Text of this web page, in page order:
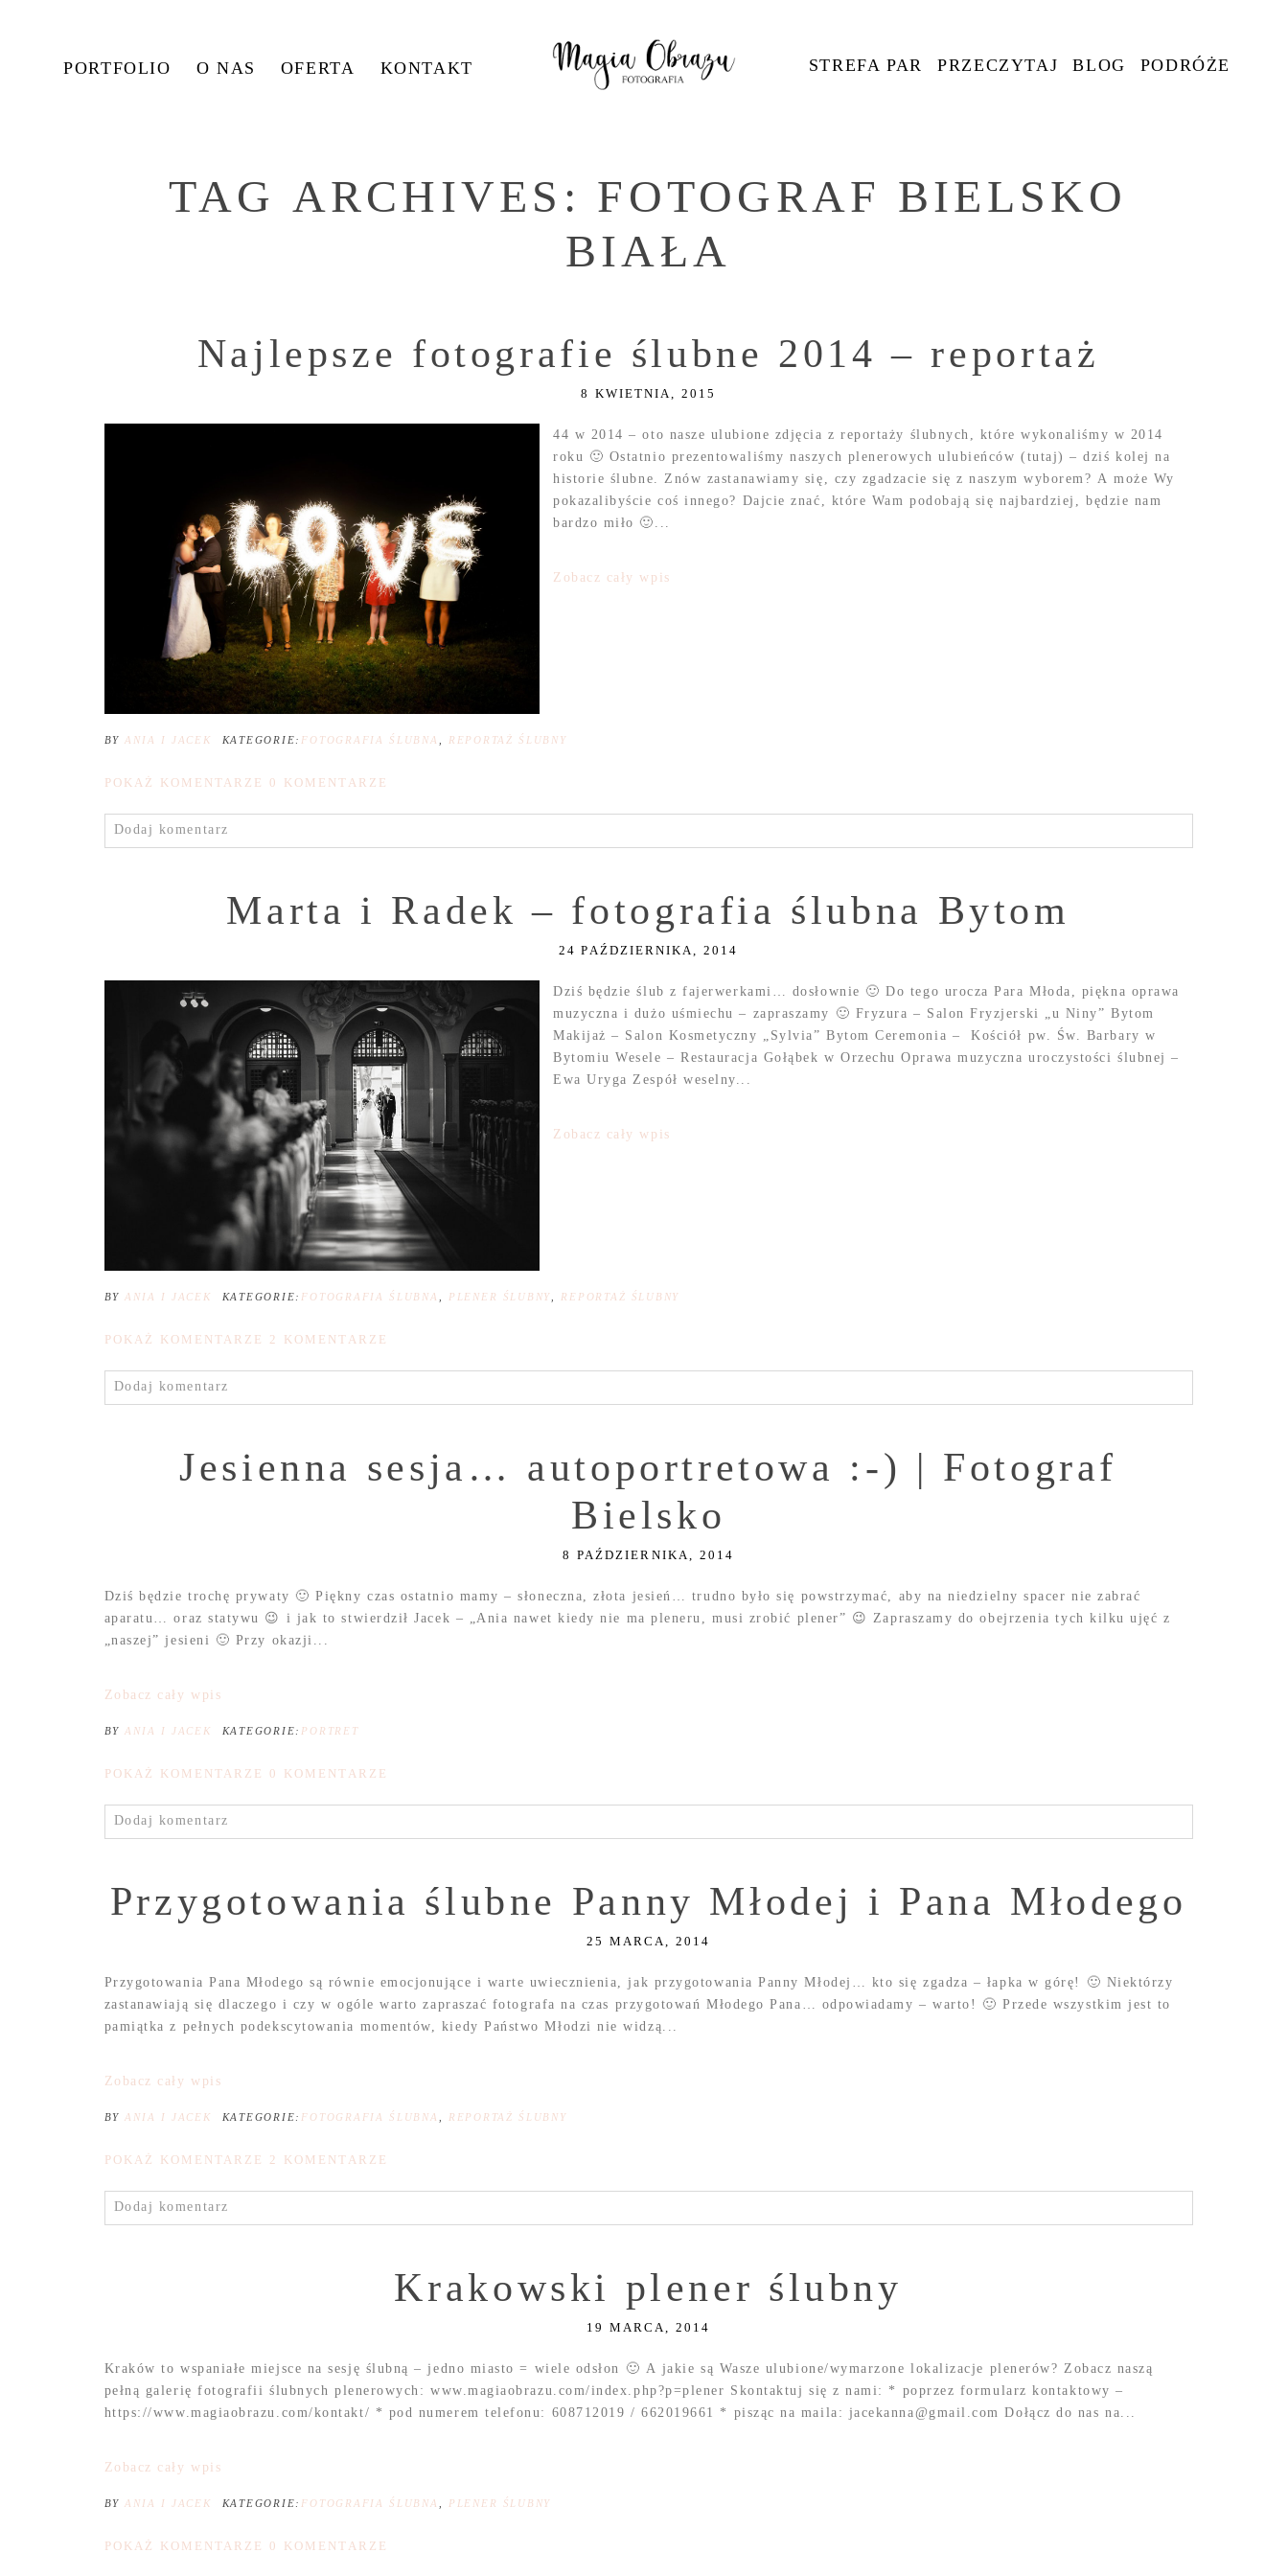
PORTFOLIO O NAS OFERTA KONTAKT STREFA PAR PRZECZYTAJ BLOG PODRÓŻE
TAG ARCHIVES: FOTOGRAF BIELSKO
BIAŁA
Najlepsze fotografie ślubne 2014 – reportaż
8 KWIETNIA, 2015
44 w 2014 – oto nasze ulubione zdjęcia z reportaży ślubnych, które wykonaliśmy w 2014
roku 🙂 Ostatnio prezentowaliśmy naszych plenerowych ulubieńców (tutaj) – dziś kolej na
historie ślubne. Znów zastanawiamy się, czy zgadzacie się z naszym wyborem? A może Wy
pokazalibyście coś innego? Dajcie znać, które Wam podobają się najbardziej, będzie nam
bardzo miło 🙂...
Zobacz cały wpis
BY ANIA I JACEK KATEGORIE: FOTOGRAFIA ŚLUBNA REPORTAŻ ŚLUBNY
POKAŻ KOMENTARZE 0 KOMENTARZE
Dodaj komentarz
Marta i Radek – fotografia ślubna Bytom
24 PAŹDZIERNIKA, 2014
Dziś będzie ślub z fajerwerkami… dosłownie 🙂 Do tego urocza Para Młoda, piękna oprawa
muzyczna i dużo uśmiechu – zapraszamy 🙂 Fryzura – Salon Fryzjerski „u Niny” Bytom
Makijaż – Salon Kosmetyczny „Sylvia” Bytom Ceremonia – Kościół pw. Św. Barbary w
Bytomiu Wesele – Restauracja Gołąbek w Orzechu Oprawa muzyczna uroczystości ślubnej –
Ewa Uryga Zespół weselny...
Zobacz cały wpis
BY ANIA I JACEK KATEGORIE: FOTOGRAFIA ŚLUBNA PLENER ŚLUBNY REPORTAŻ ŚLUBNY
POKAŻ KOMENTARZE 2 KOMENTARZE
Dodaj komentarz
Jesienna sesja… autoportretowa :-) | Fotograf
Bielsko
8 PAŹDZIERNIKA, 2014
Dziś będzie trochę prywaty 🙂 Piękny czas ostatnio mamy – słoneczna, złota jesień… trudno było się powstrzymać, aby na niedzielny spacer nie zabrać
aparatu… oraz statywu 😉 i jak to stwierdził Jacek – „Ania nawet kiedy nie ma pleneru, musi zrobić plener” 😉 Zapraszamy do obejrzenia tych kilku ujęć z
„naszej” jesieni 🙂 Przy okazji...
Zobacz cały wpis
BY ANIA I JACEK KATEGORIE: PORTRET
POKAŻ KOMENTARZE 0 KOMENTARZE
Dodaj komentarz
Przygotowania ślubne Panny Młodej i Pana Młodego
25 MARCA, 2014
Przygotowania Pana Młodego są równie emocjonujące i warte uwiecznienia, jak przygotowania Panny Młodej… kto się zgadza – łapka w górę! 🙂 Niektórzy
zastanawiają się dlaczego i czy w ogóle warto zapraszać fotografa na czas przygotowań Młodego Pana… odpowiadamy – warto! 🙂 Przede wszystkim jest to
pamiątka z pełnych podekscytowania momentów, kiedy Państwo Młodzi nie widzą...
Zobacz cały wpis
BY ANIA I JACEK KATEGORIE: FOTOGRAFIA ŚLUBNA REPORTAŻ ŚLUBNY
POKAŻ KOMENTARZE 2 KOMENTARZE
Dodaj komentarz
Krakowski plener ślubny
19 MARCA, 2014
Kraków to wspaniałe miejsce na sesję ślubną – jedno miasto = wiele odsłon 🙂 A jakie są Wasze ulubione/wymarzone lokalizacje plenerów? Zobacz naszą
pełną galerię fotografii ślubnych plenerowych: www.magiaobrazu.com/index.php?p=plener Skontaktuj się z nami: * poprzez formularz kontaktowy –
https://www.magiaobrazu.com/kontakt/ * pod numerem telefonu: 608712019 / 662019661 * pisząc na maila: jacekanna@gmail.com Dołącz do nas na...
Zobacz cały wpis
BY ANIA I JACEK KATEGORIE: FOTOGRAFIA ŚLUBNA PLENER ŚLUBNY
POKAŻ KOMENTARZE 0 KOMENTARZE